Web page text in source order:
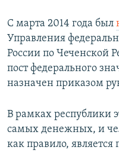
С марта 2014 года был
Управления
России по Чеченской
пост федерального
назначен приказом
В рамках республики
самых денежных, и
как правило,